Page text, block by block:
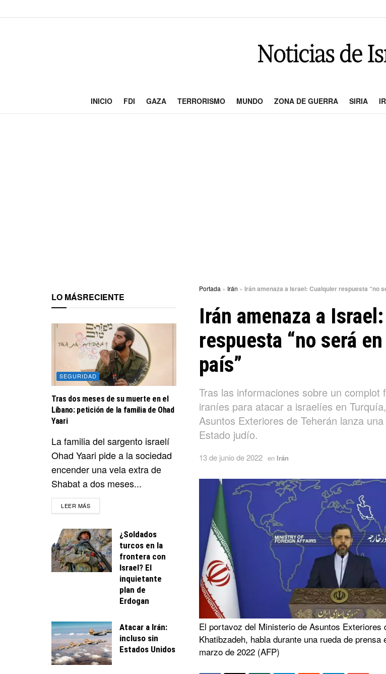
INICIO FDI GAZA TERRORISMO MUNDO ZONA DE GUERRA SIRIA
Portada » Irán » Irán amenaza a Israel: Cualquier respuesta “no
Irán amenaza a
respuesta “no será
país”
Tras las informaciones sobre un complot
iraníes para atacar a israelíes en
Asuntos Exteriores de Teherán lanza
Estado judío.
13 de junio de 2022 en Irán
El portavoz del Ministerio de Asuntos Exteriores
Khatibzadeh, habla durante una rueda de prensa
marzo de 2022 (AFP)
LO MÁSRECIENTE
SEGURIDAD
Tras dos meses de su muerte en el
Líbano: petición de la familia de Ohad
Yaari
La familia del sargento israelí
Ohad Yaari pide a la sociedad
encender una vela extra de
Shabat a dos meses...
LEER MÁSDETAILS
¿Soldados
turcos en la
frontera con
Israel? El
inquietante
plan de
Erdogan
Atacar a Irán:
incluso sin
Estados Unidos